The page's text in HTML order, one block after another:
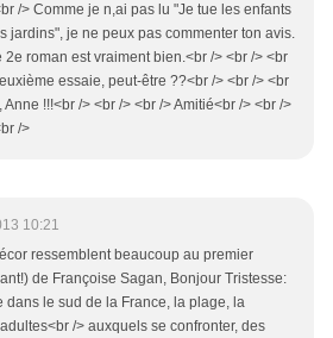
/> Comme je n,ai pas lu "Je tue les enfants
jardins", je ne peux pas commenter ton avis.
2e roman est vraiment bien.<br /> <br /> <br
essaie, peut-être ??<br /> <br /> <br
Anne !!!<br /> <br /> <br /> Amitié<br /> <br />
/>
10:21
ressemblent beaucoup au premier
de Françoise Sagan, Bonjour Tristesse:
dans le sud de la France, la plage, la
/> auxquels se confronter, des